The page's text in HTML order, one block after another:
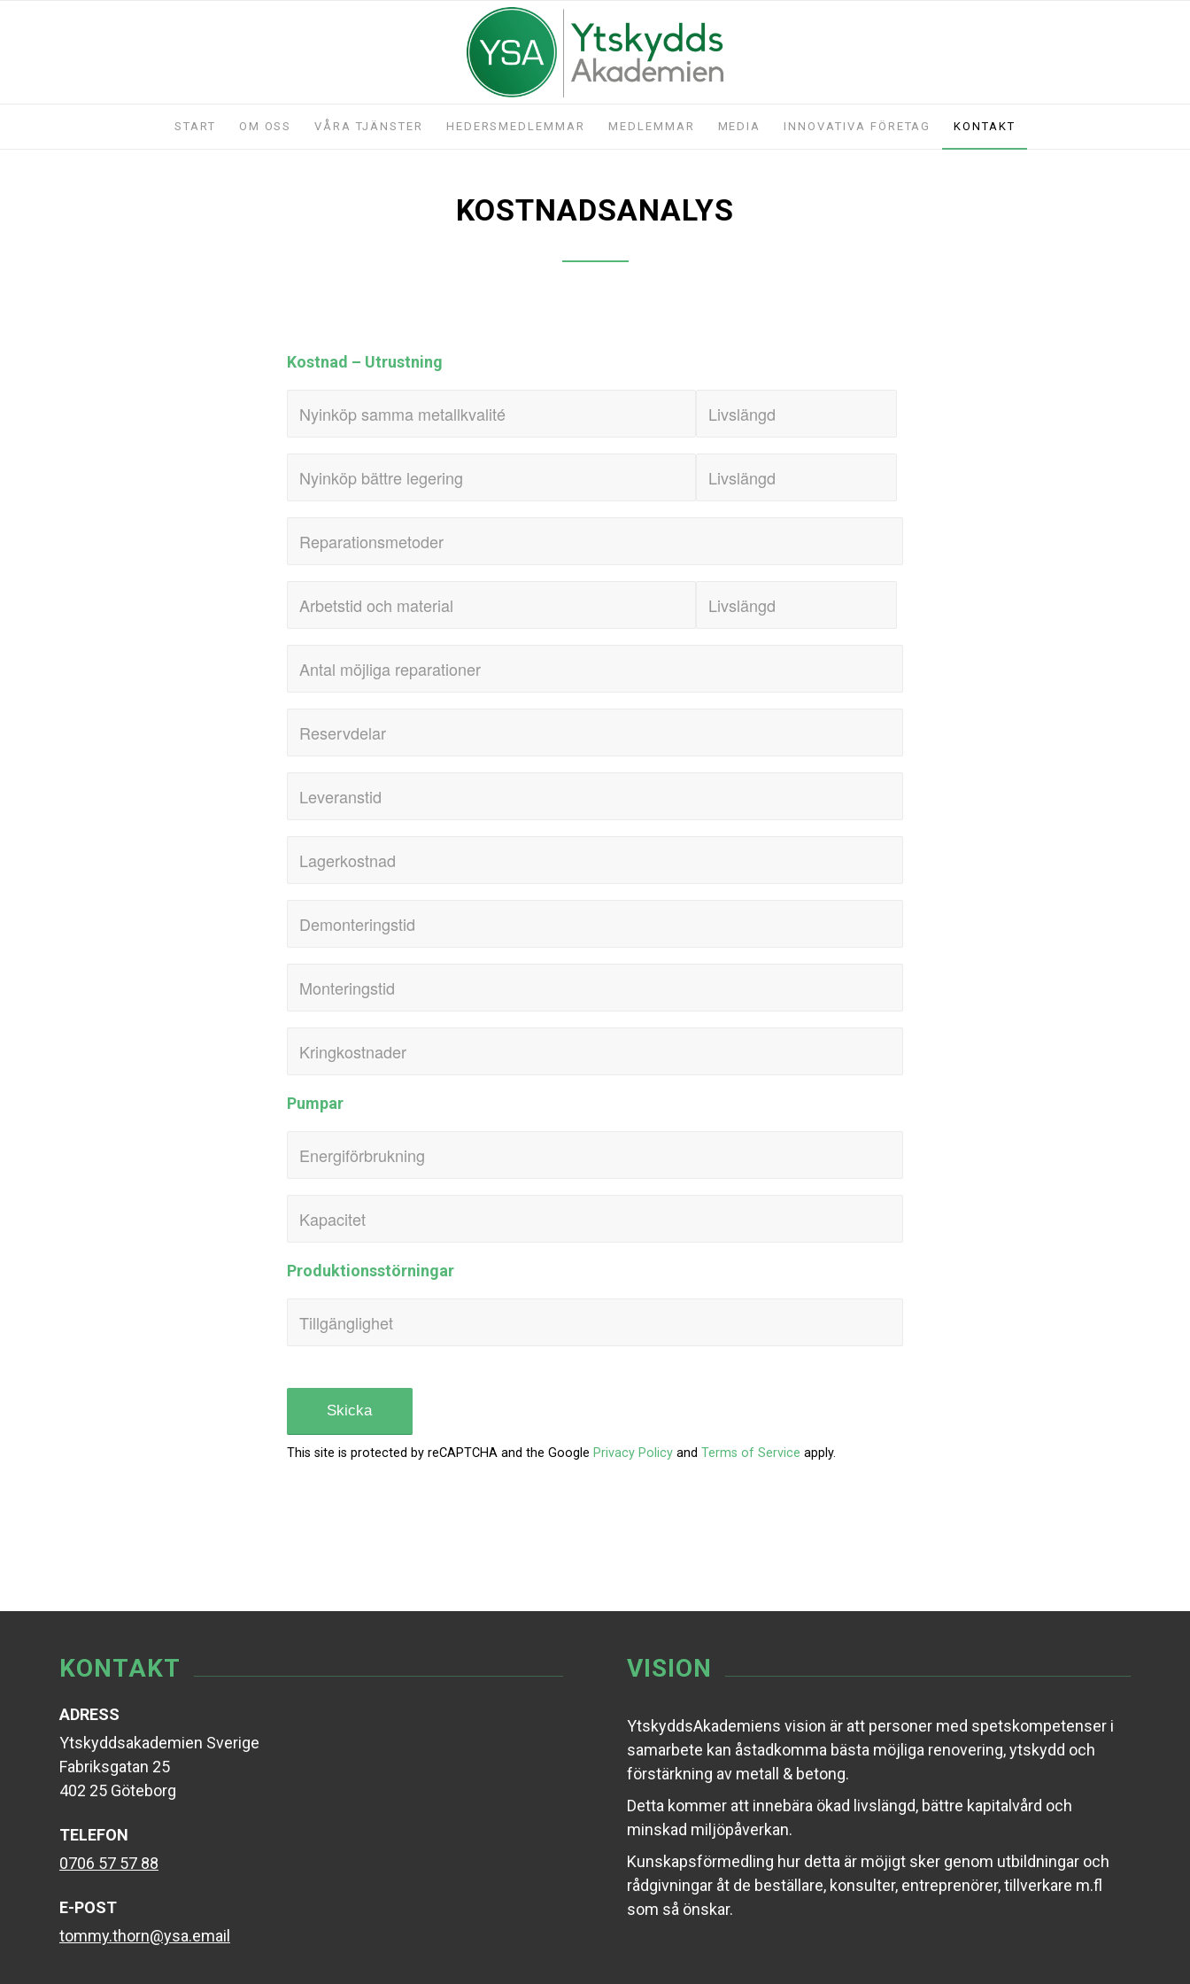
START OM OSS VÅRA TJÄNSTER HEDERSMEDLEMMAR MEDLEMMAR MEDIA INNOVATIVA FÖRETAG KONTAKT
KOSTNADSANALYS
Kostnad – Utrustning
Pumpar
Produktionsstörningar
This site is protected by reCAPTCHA and the Google Privacy Policyand Terms of Service apply.
KONTAKT
ADRESS
Ytskyddsakademien Sverige
Fabriksgatan 25
402 25 Göteborg
TELEFON
0706 57 57 88
E-POST
tommy.thorn@ysa.email
VISION
YtskyddsAkademiens vision är att personer med spetskompetenser i
samarbete kan åstadkomma bästa möjliga renovering, ytskydd och
förstärkning av metall & betong.
Detta kommer att innebära ökad livslängd, bättre kapitalvård och
minskad miljöpåverkan.
Kunskapsförmedling hur detta är möjigt sker genom utbildningar och
rådgivningar åt de beställare, konsulter, entreprenörer, tillverkare m.fl
som så önskar.